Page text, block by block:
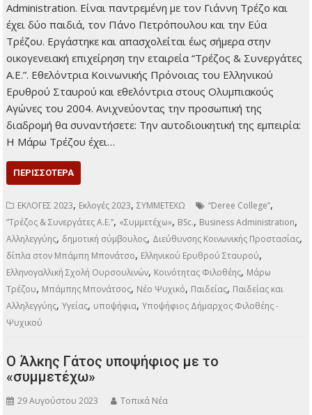
Administration. Είναι παντρεμένη με τον Γιάννη Τρέζο και
έχει δύο παιδιά, τον Πάνο Πετρόπουλου και την Εύα
Τρέζου. Εργάστηκε και απασχολείται έως σήμερα στην
οικογενειακή επιχείρηση την εταιρεία “Τρέζος & Συνεργάτες
Α.Ε.”. Εθελόντρια Κοινωνικής Πρόνοιας του Ελληνικού
Ερυθρού Σταυρού και εθελόντρια στους Ολυμπιακούς
Αγώνες του 2004. Ανιχνεύοντας την προσωπική της
διαδρομή θα συναντήσετε: Την αυτοδιοικητική της εμπειρία:
Η Μάρω Τρέζου έχει…
ΠΕΡΙΣΣΌΤΕΡΑ
ΕΚΛΟΓΕΣ 2023, Εκλογές 2023,ΣΥΜΜΕΤΕΧΩ “Deree College”,
“Τρέζος & Συνεργάτες Α.Ε.”, «Συμμετέχω», BSc., Business Administration,
Αλληλεγγύης, δημοτική σύμβουλος, Διεύθυνσης Κοινωνικής Προστασίας,
δίπλα στον Μπάμπη Μπονάτσο, Ελληνικού Ερυθρού Σταυρού,
Ελληνογαλλική Σχολή Ουρσουλινών, Κοινότητας Φιλοθέης, Μάρω
Τρέζου, Μπάμπης Μπονάτσος, Νέο Ψυχικό, Παιδείας, Παιδείας και
Αλληλεγγύης,Υγείας, υποψήφια,Υποψήφιος Δήμαρχος Φιλοθέης -
Ψυχικού
Ο Άλκης Γάτος υποψήφιος με το
«συμμετέχω»
29 Αυγούστου 2023 Τοπικά Νέα